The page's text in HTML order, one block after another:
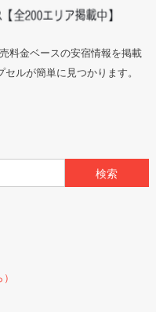
料金ベースの安宿情報を掲載
ルが簡単に見つかります。